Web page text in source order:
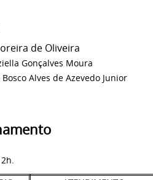
de Oliveira
Gonçalves Moura
Bosco Alves de Azevedo Junior